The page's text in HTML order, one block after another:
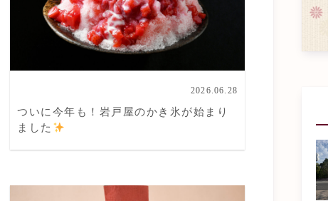
2026.06.28
ついに今年も！岩戸屋のかき氷が始まり
ました